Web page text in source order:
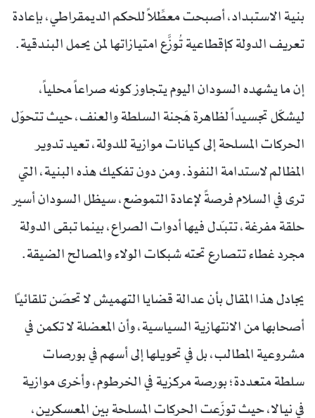
بنية الاستبداد، أصبحت معطِّلاً للحكم الديمقراطي، بإعادة
تعريف الدولة كإقطاعية تُوزَّع امتيازاتها لمن يحمل البندقية.
إن ما يشهده السودان اليوم يتجاوز كونه صراعاً محلياً،
ليشكّل تجسيداً لظاهرة هَجنة السلطة والعنف، حيث تتحوّل
الحركات المسلحة إلى كيانات موازية للدولة، تعيد تدوير
المظالم لاستدامة النفوذ. ومن دون تفكيك هذه البنية، التي
ترى في السلام فرصةً لإعادة التموضع، سيظل السودان أسير
حلقة مفرغة، تتبدّل فيها أدوات الصراع، بينما تبقى الدولة
مجرد غطاء تتصارع تحته شبكات الولاء والمصالح الضيقة.
يجادل هذا المقال بأن عدالة قضايا التهميش لا تحصّن تلقائياً
أصحابها من الانتهازية السياسية، وأن المعضلة لا تكمن في
مشروعية المطالب، بل في تحويلها إلى أسهم في بورصات
سلطة متعددة؛ بورصة مركزية في الخرطوم، وأخرى موازية
في نيالا، حيث توزّعت الحركات المسلحة بين المعسكرين،